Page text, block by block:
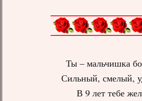
Ты – мальчишка
Сильный, смелый,
В 9 лет тебе